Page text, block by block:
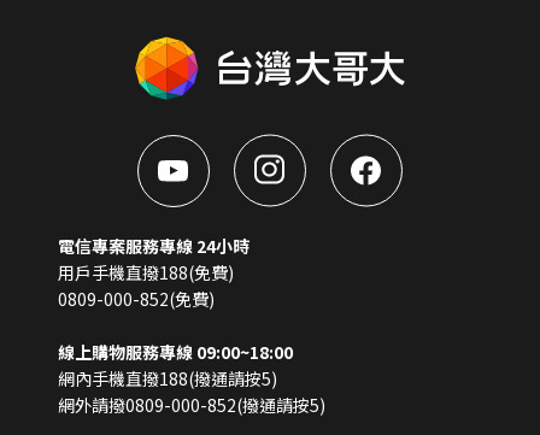
電信專案服務專線 24小時
用戶手機直撥188(免費)
0809-000-852(免費)
線上購物服務專線 09:00~18:00
網內手機直撥188(撥通請按5)
網外請撥0809-000-852(撥通請按5)